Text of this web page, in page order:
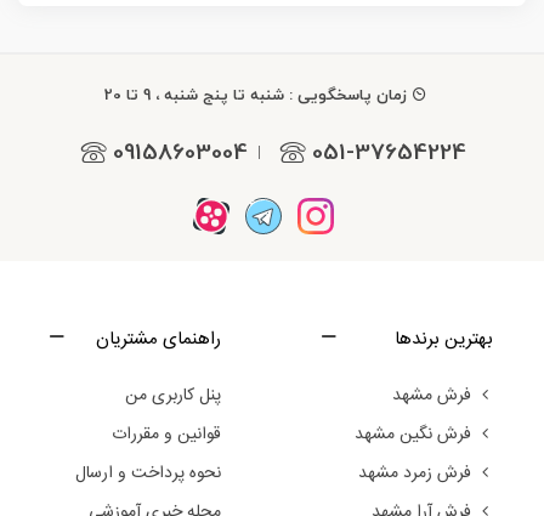
زمان پاسخگویی : شنبه تا پنج شنبه ، 9 تا 20
051-37654224
|
09158603004
بهترین برندها
فرش مشهد
فرش نگین مشهد
فرش زمرد مشهد
راهنمای مشتریان
پنل کاربری من
قوانین و مقررات
نحوه پرداخت و ارسال